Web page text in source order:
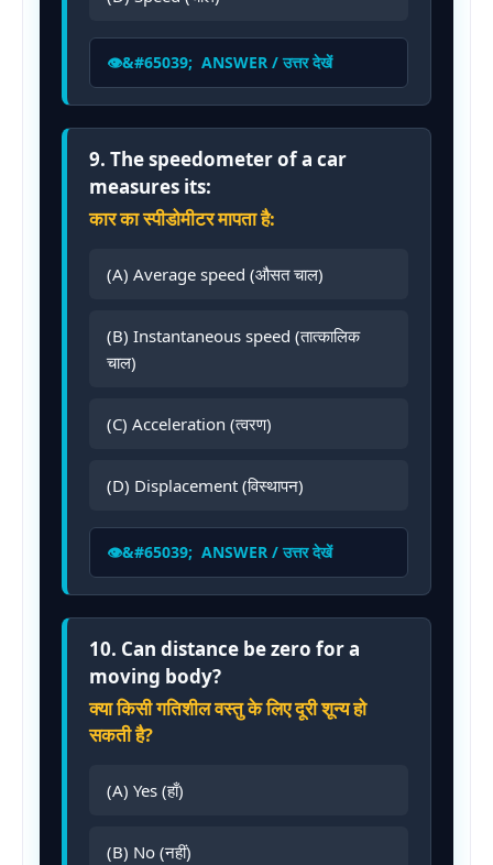
ANSWER / उत्तर देखें
9. The speedometer of a car
measures its:
कार का स्पीडोमीटर मापता है:
(A) Average speed (औसत चाल)
(B) Instantaneous speed (तात्कालिक
चाल)
(C) Acceleration (त्वरण)
(D) Displacement (विस्थापन)
ANSWER / उत्तर देखें
10. Can distance be zero for a
moving body?
क्या किसी गतिशील वस्तु के लिए दूरी शून्य हो
सकती है?
(A) Yes (हाँ)
(B) No (नहीं)